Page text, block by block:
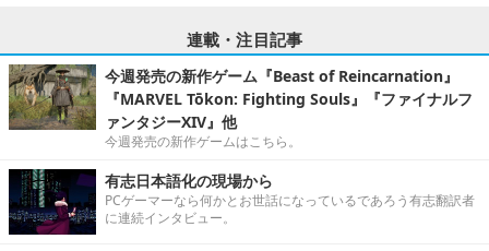
連載・注目記事
今週発売の新作ゲーム『Beast of Reincarnation』
『MARVEL Tōkon: Fighting Souls』『ファイナルフ
ァンタジーXIV』他
今週発売の新作ゲームはこちら。
有志日本語化の現場から
PCゲーマーなら何かとお世話になっているであろう有志翻訳者
に連続インタビュー。